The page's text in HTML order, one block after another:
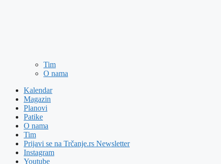
Tim
O nama
Kalendar
Magazin
Planovi
Patike
O nama
Tim
Prijavi se na Trčanje.rs Newsletter
Instagram
Youtube